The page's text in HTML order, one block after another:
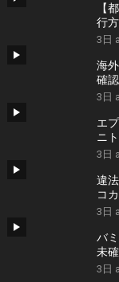
【
行
3日
海
確
3日
エ
ニ
＜
3日
違
コ
#58
3日
バ
未
3日